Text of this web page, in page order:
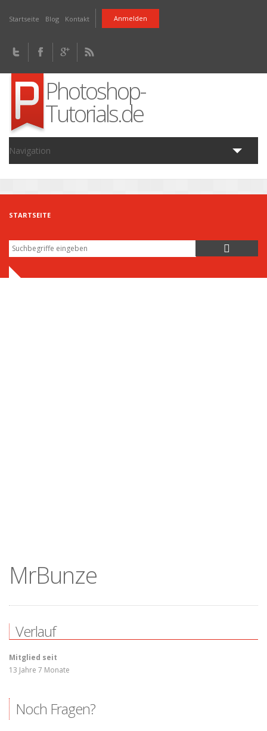
Startseite Blog Kontakt Anmelden
Photoshop-
Tutorials.de
Navigation
Home Tutorials Fragen Downloads Artikel
STARTSEITE
Suchformular
Suche
MrBunze
Verlauf
Mitglied seit
13 Jahre 7 Monate
Noch Fragen?